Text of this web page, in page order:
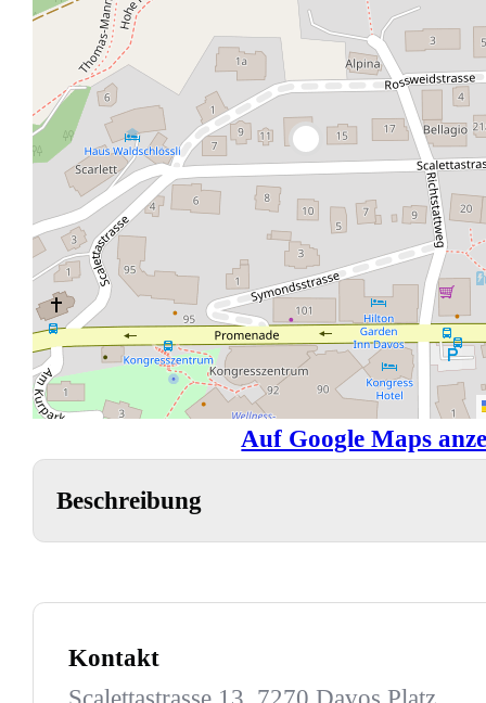
Auf Google Maps
Beschreibung
Kontakt